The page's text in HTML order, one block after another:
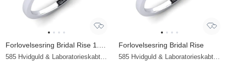
Forlovelsesring Bridal Rise